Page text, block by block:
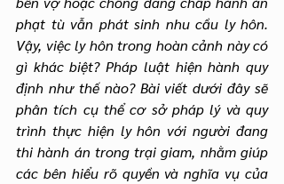
phạt tù vẫn phát sinh nhu cầu ly hôn.
Vậy, việc ly hôn trong hoàn cảnh này có
gì khác biệt? Pháp luật hiện hành quy
định như thế nào? Bài viết dưới đây sẽ
phân tích cụ thể cơ sở pháp lý và quy
trình thực hiện ly hôn với người đang
thi hành án trong trại giam, nhằm giúp
các bên hiểu rõ quyền và nghĩa vụ của